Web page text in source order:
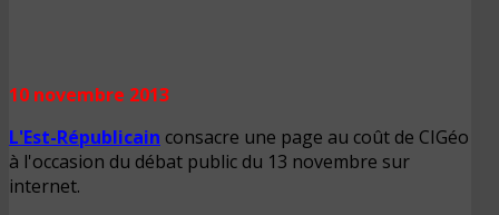
10 novembre 2013
L'Est-Républicain consacre une page au coût de CIGéo
à l'occasion du débat public du 13 novembre sur
internet.